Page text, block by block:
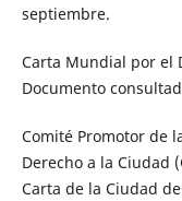
septiembre.
Carta Mundial por el
Documento
Comité Promotor de
Derecho a la Ciudad
Carta de la Ciudad